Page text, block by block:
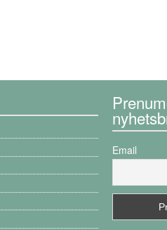
Email